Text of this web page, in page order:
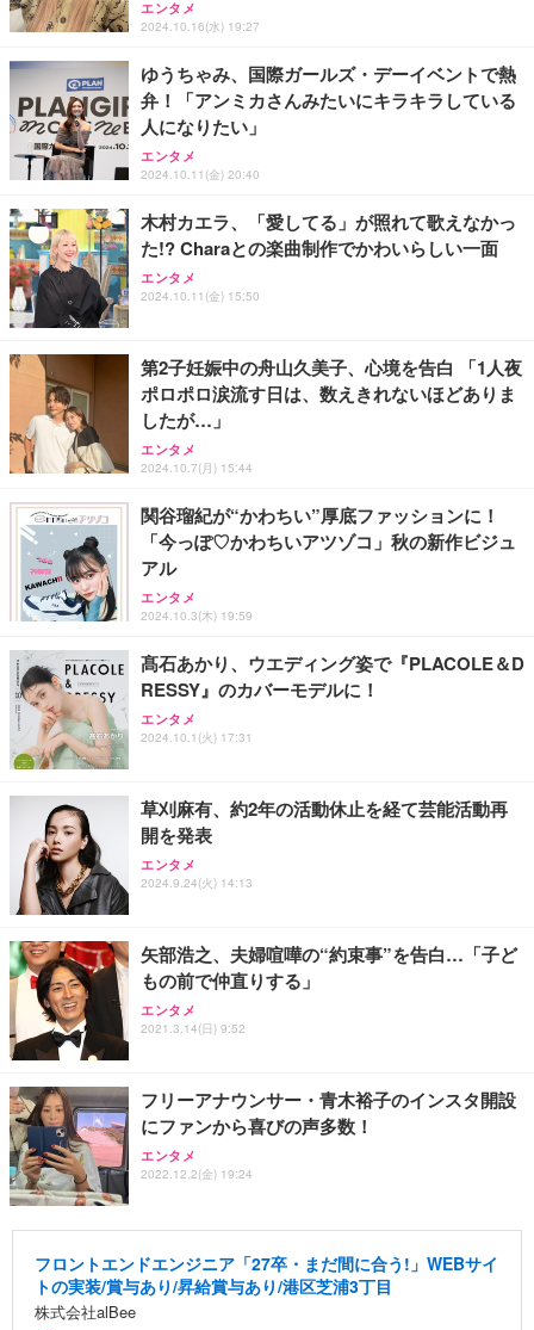
ト 幅52×奥行58.5×高さ84～96cm テレワーク 在宅
￥4,139
像低減 (3年保証 | 輝点保証 | 日本メーカー)
￥34,980
￥3,731
エンタメ
2024.10.16(水) 19:27
ゆうちゃみ、国際ガールズ・デーイベントで熱
弁！「アンミカさんみたいにキラキラしている
人になりたい」
エンタメ
2024.10.11(金) 20:40
木村カエラ、「愛してる」が照れて歌えなかっ
た!? Charaとの楽曲制作でかわいらしい一面
エンタメ
2024.10.11(金) 15:50
第2子妊娠中の舟山久美子、心境を告白 「1人夜
ポロポロ涙流す日は、数えきれないほどありま
したが…」
エンタメ
2024.10.7(月) 15:44
関谷瑠紀が“かわちい”厚底ファッションに！
「今っぽ♡かわちいアツゾコ」秋の新作ビジュ
アル
エンタメ
2024.10.3(木) 19:59
髙石あかり、ウエディング姿で『PLACOLE＆D
RESSY』のカバーモデルに！
エンタメ
2024.10.1(火) 17:31
草刈麻有、約2年の活動休止を経て芸能活動再
開を発表
エンタメ
2024.9.24(火) 14:13
矢部浩之、夫婦喧嘩の“約束事”を告白…「子ど
もの前で仲直りする」
エンタメ
2021.3.14(日) 9:52
フリーアナウンサー・青木裕子のインスタ開設
にファンから喜びの声多数！
エンタメ
2022.12.2(金) 19:24
フロントエンドエンジニア「27卒・まだ間に合う!」WEBサイ
トの実装/賞与あり/昇給賞与あり/港区芝浦3丁目
株式会社alBee